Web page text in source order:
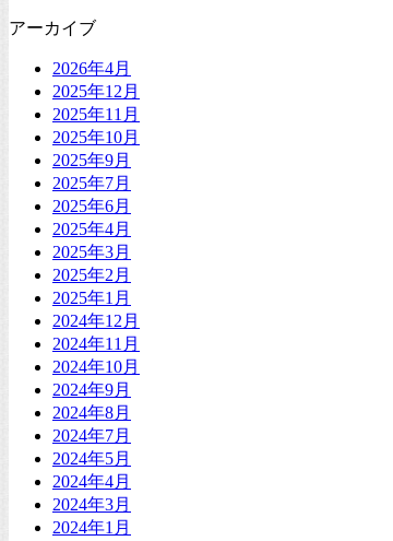
アーカイブ
2026年4月
2025年12月
2025年11月
2025年10月
2025年9月
2025年7月
2025年6月
2025年4月
2025年3月
2025年2月
2025年1月
2024年12月
2024年11月
2024年10月
2024年9月
2024年8月
2024年7月
2024年5月
2024年4月
2024年3月
2024年1月